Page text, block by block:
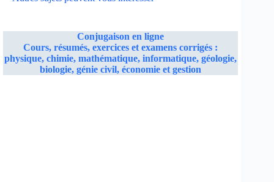
Conjugaison en ligne
Cours, résumés, exercices et examens corrigés :
physique, chimie, mathématique, informatique, géologie,
biologie, génie civil, économie et gestion